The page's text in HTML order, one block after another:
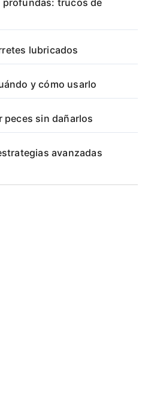
profundas: trucos de
lubricados
y cómo usarlo
peces sin dañarlos
avanzadas